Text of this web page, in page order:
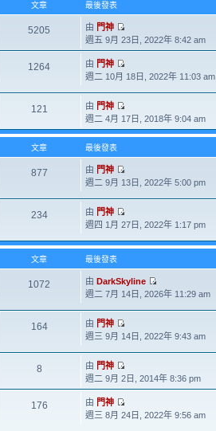
文章 最後發表
5205 由 門神
週五 9月 23日, 2022年 8:42 am
1264 由 門神
週二 10月 18日, 2022年 11:03 am
121 由 門神
週二 4月 17日, 2018年 9:04 am
文章 最後發表
877 由 門神
週二 9月 13日, 2022年 5:00 pm
234 由 門神
週四 1月 27日, 2022年 1:17 pm
文章 最後發表
1072 由DarkSkyline
週二 7月 14日, 2026年 11:29 am
164 由 門神
週三 9月 14日, 2022年 9:43 am
8 由 門神
週二 9月 2日, 2014年 8:36 pm
176 由 門神
週三 8月 24日, 2022年 9:56 am